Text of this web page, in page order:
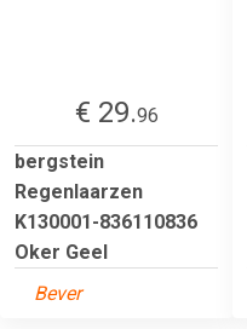
€ 29.96
bergstein
Regenlaarzen
K130001-836110836
Oker Geel
Bever